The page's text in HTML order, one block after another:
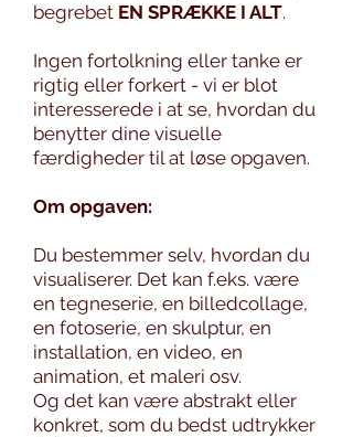
begrebet EN SPRÆKKE I ALT.
Ingen fortolkning eller tanke er
rigtig eller forkert - vi er blot
interesserede i at se, hvordan du
benytter dine visuelle
færdigheder til at løse opgaven.
Om opgaven:
Du bestemmer selv, hvordan du
visualiserer. Det kan f.eks. være
en tegneserie, en billedcollage,
en fotoserie, en skulptur, en
installation, en video, en
animation, et maleri osv.
Og det kan være abstrakt eller
konkret, som du bedst udtrykker